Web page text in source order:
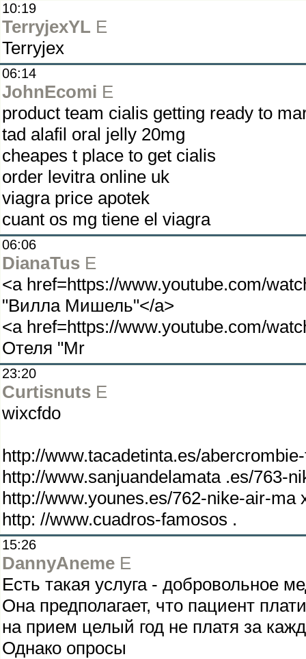
10:19
TerryjexYL E
Terryjex
06:14
JohnEcomi E
product team cialis getting ready to
tad alafil oral jelly 20mg
cheapes t place to get cialis
order levitra online uk
viagra price apotek
cuant os mg tiene el viagra
06:06
DianaTus E
<a href=https://www.youtube.com/
"Вилла Мишель"</a>
<a href=https://www.youtube.com/
Отеля "Mr
23:20
Curtisnuts E
wixcfdo
http://www.tacadetinta.es/
http://www.sanjuandelamata .es/763-
http://www.younes.es/762-nike-air-ma
http: //www.cuadros-famosos .
15:26
DannyAneme E
Есть такая услуга - добровольное
Она предполагает, что пациент
на прием целый год не платя за
Однако опросы